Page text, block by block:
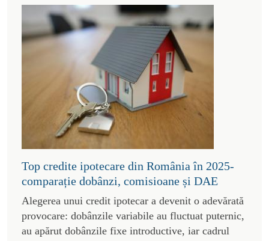
Top credite ipotecare din România în 2025-
comparație dobânzi, comisioane și DAE
Alegerea unui credit ipotecar a devenit o adevărată
provocare: dobânzile variabile au fluctuat puternic,
au apărut dobânzile fixe introductive, iar cadrul